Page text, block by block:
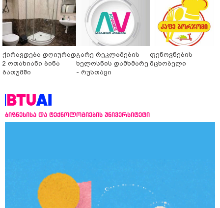
ქირავდება დღიურად
2 ოთახიანი ბინა
ბათუმში
გარე რეკლამების
ხელოსნის დამხმარე
- რუსთავი
ფენოვნების
მცხობელი
ბიზნესისა და ტექნოლოგიების უნივერსიტეტი